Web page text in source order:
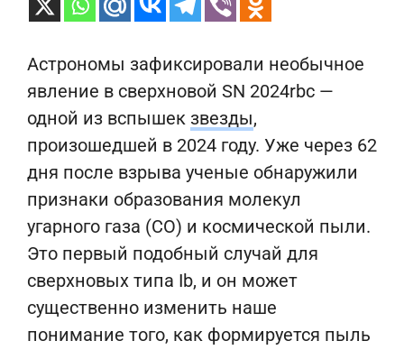
Астрономы зафиксировали необычное
явление в сверхновой SN 2024rbc —
одной из вспышек звезды,
произошедшей в 2024 году. Уже через 62
дня после взрыва ученые обнаружили
признаки образования молекул
угарного газа (CO) и космической пыли.
Это первый подобный случай для
сверхновых типа Ib, и он может
существенно изменить наше
понимание того, как формируется пыль